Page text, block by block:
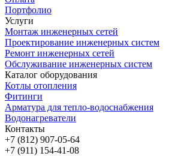
Портфолио
Услуги
Монтаж инженерных сетей
Проектирование инженерных систем
Ремонт инженерных сетей
Обслуживание инженерных систем
Каталог оборудования
Котлы отопления
Фитинги
Арматура для тепло-водоснабжения
Водонагреватели
Контакты
+7 (812) 907-05-64
+7 (911) 154-41-08